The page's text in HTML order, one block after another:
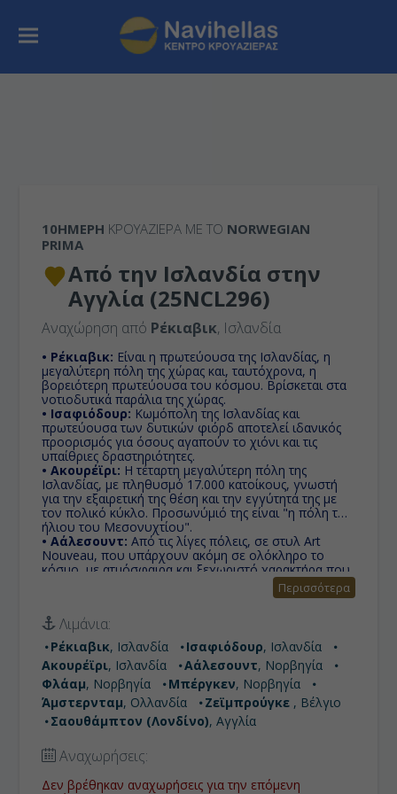
10ΉΜΕΡΗ ΚΡΟΥΑΖΙΕΡΑ ΜΕ ΤΟ NORWEGIAN
PRIMA
Από την Ισλανδία στην
Αγγλία (25NCL296)
Αναχώρηση από Ρέκιαβικ, Ισλανδία
• Ρέκιαβικ: Είναι η πρωτεύουσα της Ισλανδίας, η
μεγαλύτερη πόλη της χώρας και, ταυτόχρονα, η
βορειότερη πρωτεύουσα του κόσμου. Βρίσκεται στα
νοτιοδυτικά παράλια της χώρας.
• Ισαφιόδουρ:Κωμόπολη της Ισλανδίας και
πρωτεύουσα των δυτικών φιόρδ αποτελεί ιδανικός
προορισμός για όσους αγαπούν το χιόνι και τις
υπαίθριες δραστηριότητες.
• Ακουρέϊρι: Η τέταρτη μεγαλύτερη πόλη της
Ισλανδίας, με πληθυσμό 17.000 κατοίκους, γνωστή
για την εξαιρετική της θέση και την εγγύτητά της με
τον πολικό κύκλο. Προσωνύμιό της είναι "η πόλη του
ήλιου του Μεσονυχτίου".
• Αάλεσουντ: Aπό τις λίγες πόλεις, σε στυλ Art
Nouveau, που υπάρχουν ακόμη σε ολόκληρο το
κόσμο, με ατμόσφαιρα και ξεχωριστό χαρακτήρα που
εκτιμάται από τους κατοίκους της, αλλά και από
• Φλάαμ:
Νοτιοδυτική Νορβηγία. Βρίσκεται μέσα στο
βαθύτερο φιόρδ του κόσμου, το Sognefjord και
αποτελεί δημοφιλή τουριστικό προορισμό καθώς το
επισκέπτονται περισσότεροι από 700.000 ταξιδιώτες
το χρόνο.
• Μπέργκεν:Εκεί όπου προορισμός είναι το φυσικό
τοπίο, εκεί υπάρχει το Μπέργκεν, η μητρόπολη των
Φιορδ.
ομορφότερες μικρές πόλεις στον κόσμο, με τις
περισσότερες εθνικότητες,με κανάλια, παγκοσμίου
φήμης μουσεία και ιστορικά αξιοθέατα.
Περισσότερα
Λιμάνια:
Ρέκιαβικ, Ισλανδία Ισαφιόδουρ, Ισλανδία
Ακουρέϊρι, Ισλανδία Αάλεσουντ, Νορβηγία
Φλάαμ, Νορβηγία Μπέργκεν, Νορβηγία
Άμστερνταμ, Ολλανδία Ζεϊμπρούγκε , Βέλγιο
Σαουθάμπτον (Λονδίνο), Αγγλία
Αναχωρήσεις:
Δεν βρέθηκαν αναχωρήσεις για την επόμενη